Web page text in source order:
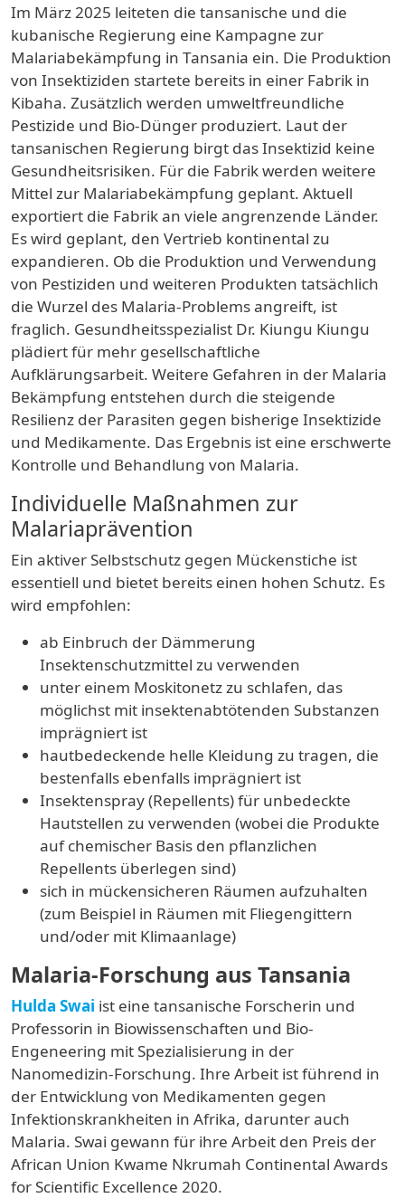
Im März 2025 leiteten die tansanische und die
kubanische Regierung eine Kampagne zur
Malariabekämpfung in Tansania ein. Die Produktion
von Insektiziden startete bereits in einer Fabrik in
Kibaha. Zusätzlich werden umweltfreundliche
Pestizide und Bio-Dünger produziert. Laut der
tansanischen Regierung birgt das Insektizid keine
Gesundheitsrisiken. Für die Fabrik werden weitere
Mittel zur Malariabekämpfung geplant. Aktuell
exportiert die Fabrik an viele angrenzende Länder.
Es wird geplant, den Vertrieb kontinental zu
expandieren. Ob die Produktion und Verwendung
von Pestiziden und weiteren Produkten tatsächlich
die Wurzel des Malaria-Problems angreift, ist
fraglich. Gesundheitsspezialist Dr. Kiungu Kiungu
plädiert für mehr gesellschaftliche
Aufklärungsarbeit. Weitere Gefahren in der Malaria
Bekämpfung entstehen durch die steigende
Resilienz der Parasiten gegen bisherige Insektizide
und Medikamente. Das Ergebnis ist eine erschwerte
Kontrolle und Behandlung von Malaria.
Individuelle Maßnahmen zur
Malariaprävention
Ein aktiver Selbstschutz gegen Mückenstiche ist
essentiell und bietet bereits einen hohen Schutz. Es
wird empfohlen:
ab Einbruch der Dämmerung
Insektenschutzmittel zu verwenden
unter einem Moskitonetz zu schlafen, das
möglichst mit insektenabtötenden Substanzen
imprägniert ist
hautbedeckende helle Kleidung zu tragen, die
bestenfalls ebenfalls imprägniert ist
Insektenspray (Repellents) für unbedeckte
Hautstellen zu verwenden (wobei die Produkte
auf chemischer Basis den pflanzlichen
Repellents überlegen sind)
sich in mückensicheren Räumen aufzuhalten
(zum Beispiel in Räumen mit Fliegengittern
und/oder mit Klimaanlage)
Malaria-Forschung aus Tansania
Hulda Swai ist eine tansanische Forscherin und
Professorin in Biowissenschaften und Bio-
Engeneering mit Spezialisierung in der
Nanomedizin-Forschung. Ihre Arbeit ist führend in
der Entwicklung von Medikamenten gegen
Infektionskrankheiten in Afrika, darunter auch
Malaria. Swai gewann für ihre Arbeit den Preis der
African Union Kwame Nkrumah Continental Awards
for Scientific Excellence 2020.